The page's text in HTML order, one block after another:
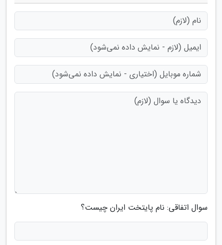
سوال اتفاقی: نام پایتخت ایران چیست؟